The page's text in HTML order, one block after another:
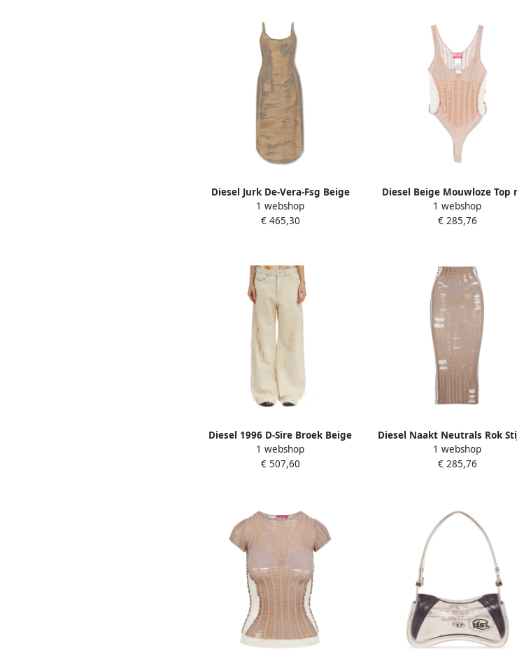
Diesel Jurk De-Vera-Fsg Beige
Dames
1 webshop
€ 465,30
Diesel Beige Mouwloze Top
Ronde Hals Beige Dames
1 webshop
€ 285,76
Diesel 1996 D-Sire Broek Beige
Dames
1 webshop
€ 507,60
Diesel Naakt Neutrals Rok
Comfort Elegantie Beige
1 webshop
€ 285,76